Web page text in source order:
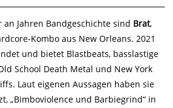
Jahren Bandgeschichte sind Brat,
Kombo aus New Orleans. 2021
und bietet Blastbeats, basslastige
School Death Metal und New York
Laut eigenen Aussagen haben sie
„Bimboviolence und Barbiegrind“ in